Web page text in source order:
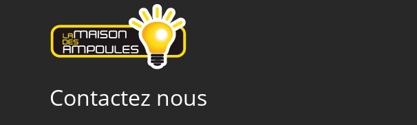
Contactez nous